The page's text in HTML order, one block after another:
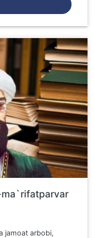
jamoat arbobi,